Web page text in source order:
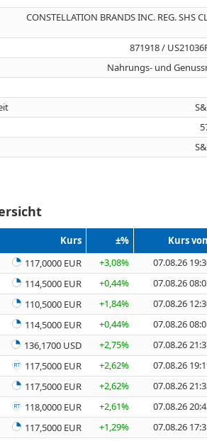
CONSTELLATION BRANDS INC. REG. SHS
871918 /
Nahrungs- und
Kurs ±%
Kurs
117,0000 EUR +3,08%
07.08.26
114,5000 EUR +0,44%
07.08.26
110,5000 EUR +1,84%
07.08.26
114,5000 EUR +0,44%
07.08.26
136,1700 USD +2,75%
07.08.26
117,5000 EUR +2,62%
07.08.26
117,5000 EUR +2,62%
07.08.26
118,0000 EUR +2,61%
07.08.26
117,5000 EUR +1,29% 07.08.26